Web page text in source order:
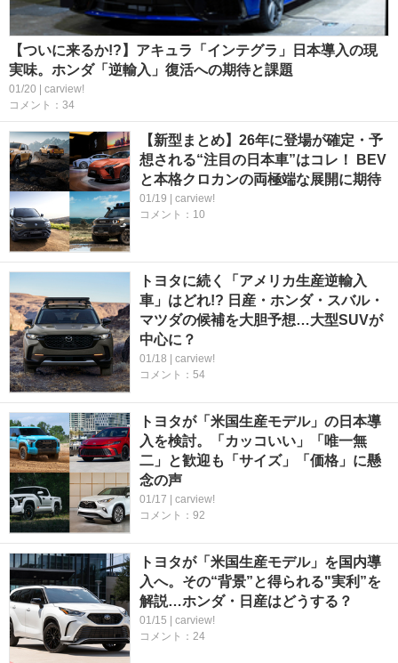
【ついに来るか!?】アキュラ「インテグラ」日本導入の現
実味。ホンダ「逆輸入」復活への期待と課題
01/20 | carview!
コメント：34
【新型まとめ】26年に登場が確定・予
想される“注目の日本車”はコレ！ BEV
と本格クロカンの両極端な展開に期待
01/19 | carview!
コメント：10
トヨタに続く「アメリカ生産逆輸入
車」はどれ!? 日産・ホンダ・スバル・
マツダの候補を大胆予想…大型SUVが
中心に？
01/18 | carview!
コメント：54
トヨタが「米国生産モデル」の日本導
入を検討。「カッコいい」「唯一無
二」と歓迎も「サイズ」「価格」に懸
念の声
01/17 | carview!
コメント：92
トヨタが「米国生産モデル」を国内導
入へ。その“背景”と得られる"実利”を
解説…ホンダ・日産はどうする？
01/15 | carview!
コメント：24